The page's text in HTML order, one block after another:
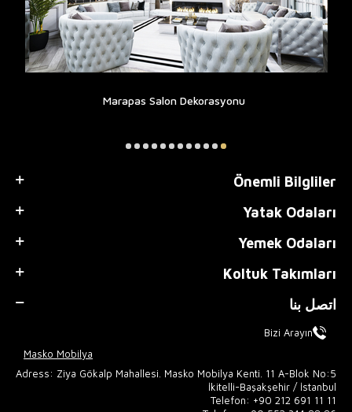
Marapas Salon Dekorasyonu
Önemli Bilgliler
Yatak Odaları
Yemek Odaları
Koltuk Takımları
اتصل بنا
Bizi Arayın
Masko Mobilya
Adress: Ziya Gökalp Mahallesi. Masko Mobilya Kenti. 11 A-Blok No:5
İkitelli-Başakşehir / İstanbul
Telefon: +90 212 691 11 11